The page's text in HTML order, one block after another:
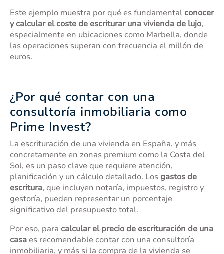
Este ejemplo muestra por qué es fundamental conocer
y calcular el coste de escriturar una vivienda de lujo,
especialmente en ubicaciones como Marbella, donde
las operaciones superan con frecuencia el millón de
euros.
¿Por qué contar con una
consultoría inmobiliaria como
Prime Invest?
La escrituración de una vivienda en España, y más
concretamente en zonas premium como la Costa del
Sol, es un paso clave que requiere atención,
planificación y un cálculo detallado. Los gastos de
escritura, que incluyen notaría, impuestos, registro y
gestoría, pueden representar un porcentaje
significativo del presupuesto total.
Por eso, para calcular el precio de escrituración de una
casa es recomendable contar con una consultoría
inmobiliaria, y más si la compra de la vivienda se